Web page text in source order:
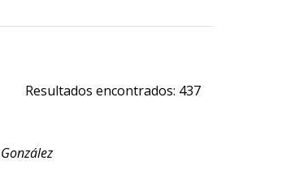
Resultados encontrados: 437